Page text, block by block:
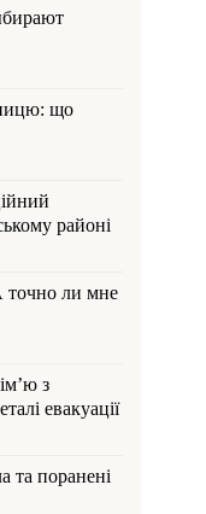
що
районі
точно ли мне
з
евакуації
та поранені